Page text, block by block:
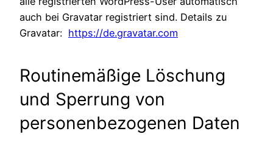
auch bei Gravatar registriert sind. Details zu
Gravatar: https://de.gravatar.com
Routinemäßige Löschung
und Sperrung von
personenbezogenen Daten